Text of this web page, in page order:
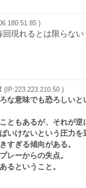
)
回現れるとは限らない
(IP:223.223.210.50 )
な意味でも恐ろしいと
ともあるが、それが逆
いけないという圧力を
すぎる傾向がある。
レーからの失点。
るということ。